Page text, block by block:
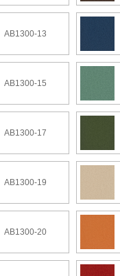
AB1300-13
AB1300-15
AB1300-17
AB1300-19
AB1300-20